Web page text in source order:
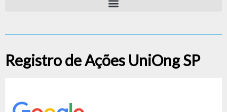
Registro de Ações UniOng SP